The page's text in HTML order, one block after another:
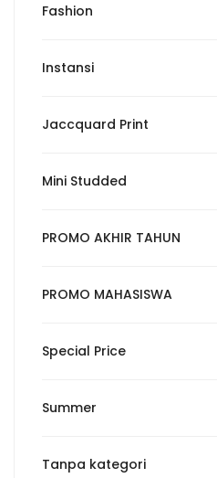
Fashion
Instansi
Jaccquard Print
Mini Studded
PROMO AKHIR TAHUN
PROMO MAHASISWA
Special Price
Summer
Tanpa kategori